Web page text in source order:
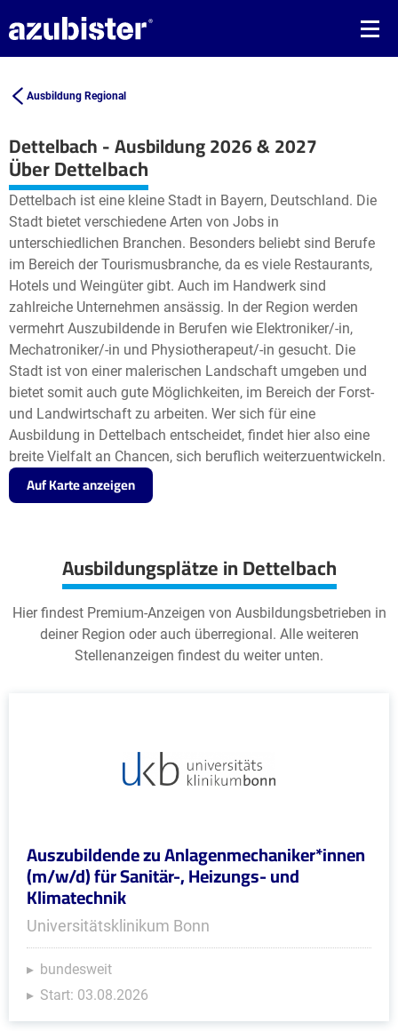
Ausbildung Regional
Dettelbach - Ausbildung 2026 & 2027
+
−
Leaflet| © OpenStreetMap2
Über Dettelbach
Dettelbach ist eine kleine Stadt in Bayern, Deutschland. Die
Stadt bietet verschiedene Arten von Jobs in
unterschiedlichen Branchen. Besonders beliebt sind Berufe
im Bereich der Tourismusbranche, da es viele Restaurants,
Hotels und Weingüter gibt. Auch im Handwerk sind
zahlreiche Unternehmen ansässig. In der Region werden
vermehrt Auszubildende in Berufen wie Elektroniker/-in,
Mechatroniker/-in und Physiotherapeut/-in gesucht. Die
Stadt ist von einer malerischen Landschaft umgeben und
bietet somit auch gute Möglichkeiten, im Bereich der Forst-
und Landwirtschaft zu arbeiten. Wer sich für eine
Ausbildung in Dettelbach entscheidet, findet hier also eine
breite Vielfalt an Chancen, sich beruflich weiterzuentwickeln.
Auf Karte anzeigen
Ausbildungsplätze in Dettelbach
Hier findest Premium-Anzeigen von Ausbildungsbetrieben in
deiner Region oder auch überregional. Alle weiteren
Stellenanzeigen findest du weiter unten.
Auszubildende zu Anlagenmechaniker*innen
(m/w/d) für Sanitär-, Heizungs- und
Klimatechnik
Universitätsklinikum Bonn
bundesweit
Start: 03.08.2026